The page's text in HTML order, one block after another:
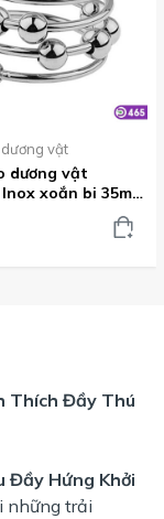
vật
dương vật
xoắn bi 35mm
Thích Đầy Thú
Đầy Hứng Khởi
những trải